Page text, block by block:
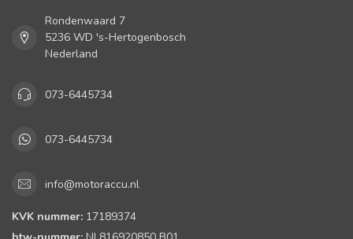
Rondenwaard 7
5236 WD 's-Hertogenbosch
Nederland
073-6445734
073-6445734
info@motoraccu.nl
KVK nummer: 17189374